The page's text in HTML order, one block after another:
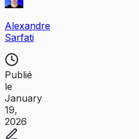
Alexandre
Sarfati
Publié
le
January
19,
2026